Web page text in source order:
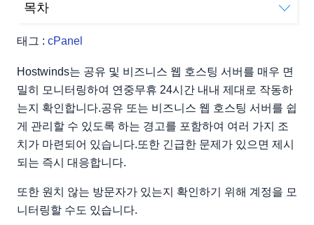
태그 : cPanel
목차
IP를 어떻게 차단합니까?
Hostwinds가 내 사이트를 모니터링합니까?
Hostwinds는 공유 및 비즈니스 웹 호스팅 서버를 매우 면
밀히 모니터링하여 연중무휴 24시간 내내 제대로 작동하
는지 확인합니다.공유 또는 비즈니스 웹 호스팅 서버를 쉽
게 관리할 수 있도록 하는 경고를 포함하여 여러 가지 조
치가 마련되어 있습니다.또한 긴급한 문제가 있으면 제시
되는 즉시 대응합니다.
또한 원치 않는 방문자가 있는지 확인하기 위해 계정을 모
니터링할 수도 있습니다.